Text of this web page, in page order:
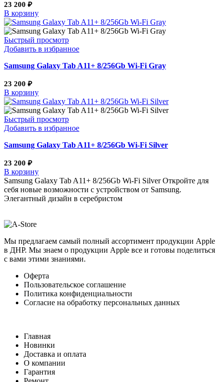
23 200 ₽
В корзину
Быстрый просмотр
Добавить в избранное
Samsung Galaxy Tab A11+ 8/256Gb Wi-Fi Gray
23 200 ₽
В корзину
Быстрый просмотр
Добавить в избранное
Samsung Galaxy Tab A11+ 8/256Gb Wi-Fi Silver
23 200 ₽
В корзину
Samsung Galaxy Tab A11+ 8/256Gb Wi-Fi Silver Откройте для
себя новые возможности с устройством от Samsung.
Элегантный дизайн в серебристом
Мы предлагаем самый полный ассортимент продукции Apple
в ДНР. Мы знаем о продукции Apple все и готовы поделиться
с вами этими знаниями.
Оферта
Пользовательское соглашение
Политика конфиденциальности
Согласие на обработку персональных данных
Главная
Новинки
Доставка и оплата
О компании
Гарантия